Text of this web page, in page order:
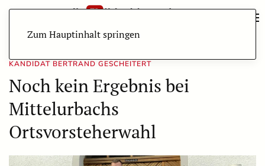
Zum Hauptinhalt springen
KANDIDAT BERTRAND GESCHEITERT
Noch kein Ergebnis bei
Mittelurbachs
Ortsvorsteherwahl